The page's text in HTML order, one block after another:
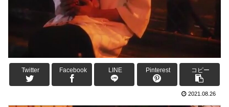
Twitter Facebook LINE Pinterest コピー
2021.08.26